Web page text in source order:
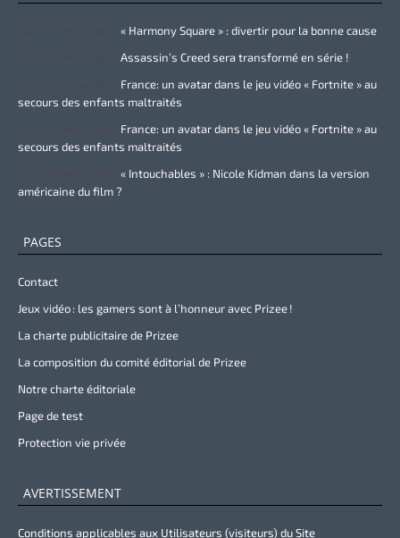
« Harmony Square » : divertir pour la bonne cause
Assassin’s Creed sera transformé en série !
France: un avatar dans le jeu vidéo « Fortnite » au
secours des enfants maltraités
France: un avatar dans le jeu vidéo « Fortnite » au
secours des enfants maltraités
« Intouchables » : Nicole Kidman dans la version
américaine du film ?
PAGES
Contact
Jeux vidéo : les gamers sont à l’honneur avec Prizee !
La charte publicitaire de Prizee
La composition du comité éditorial de Prizee
Notre charte éditoriale
Page de test
Protection vie privée
AVERTISSEMENT
Conditions applicables aux Utilisateurs (visiteurs) du Site